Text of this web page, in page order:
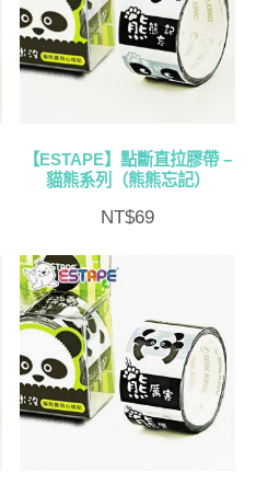
【ESTAPE】點斷直拉膠帶 –
貓熊系列（熊熊忘記）
NT$69